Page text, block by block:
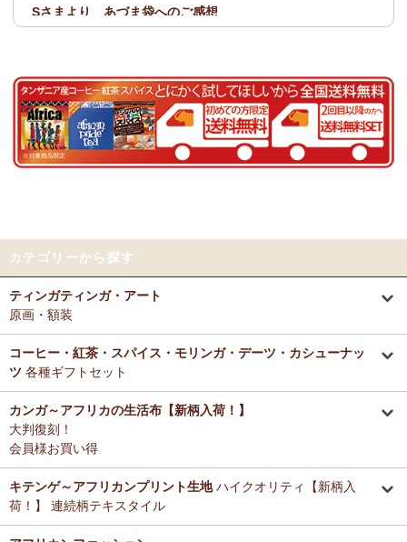
名ごとに2つのカテゴリーでご紹介します
→ 作家名 A―L
→ 作家名 M―Z
名ごとに2つのカテゴリーでご紹介します
→ 作家名 A―L
→ 作家名 M―Z
1/15：2026年 バラカの福袋≪数量限定で再販決定！≫
～アフリカングッズ満杯～1年間の感謝をこめて
12/25：ステッチVネック ノースリーブブラウス新入荷！～キテ
ンゲ◇ハイクオリティ◇で仕立てた新作登場！
12/25：マサイシュカ アフリカの布ページに新入荷！
マサイ民族のマント 軽くおしゃれなブランケット
12/25：ティンガティンガ・アート～シャターニ（アフリカの精
霊）の作品新入荷！
12/25：
12/20：2026年 バラカの福袋～2025.12/20（土）予約販売開始
～アフリカングッズ満杯～1年間の感謝をこめて
≪数量限定販売
≫
Sさまより あづま袋へのご感想
とても可愛く、着こなしのアクセントになります。軽くて丈夫なので
Nさまより 乳香フランキンセンスへのご感想
食べてみたくて買いました。青い皮の柑橘系の様な香りと木の様な形
容し難い香りがする、なんとも言えない香りです。
好きとか嫌いとかいう感覚よりも急に眠くなって来たので、リラック
スしているのを感じます。なんとなく、良いなぁ。
Tさまより カンガへのご感想
テーブルクロスとして使用中。大きさが少し違っていたりちょっと曲
っかりした良い生地です。一番心配だった洗濯ですが、ネットに入れ
て手洗いモードで洗濯機にかけ、終わったらすぐ干し、うちの場合は
色落ち、色移りなく大丈夫でした。洗濯ジワも殆どない（個人の感想
です！）のでノーアイロンで使用しています。
リビングが無地だらけなので、カンガのデザインがいいアクセントに
なりちょっと素敵空間に。
います。
Tさまより アジュワ・デーツへのご感想
高級ドライフルーツ、安価で買えてうれしいです。
カテゴリーから探す
ティンガティンガ・アート
原画・額装
コーヒー・紅茶・スパイス・モリンガ・デーツ・カシューナッ
ツ 各種ギフトセット
カンガ～アフリカの生活布【新柄入荷！】
大判復刻！
会員様お買い得
キテンゲ～アフリカンプリント生地ハイクオリティ【新柄入
荷！】 連続柄テキスタイル